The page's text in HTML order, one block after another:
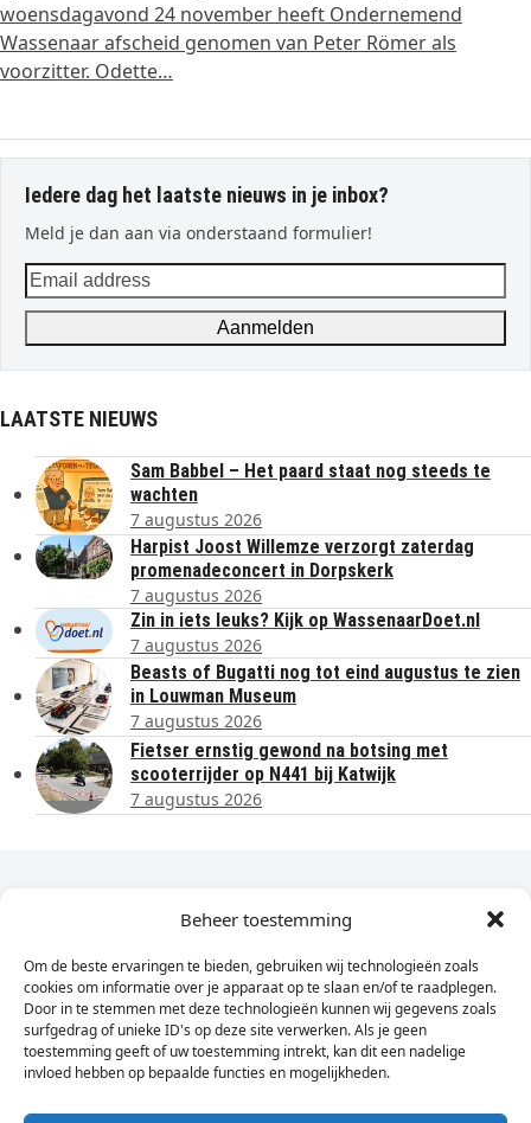
Beheer toestemming
Om de beste ervaringen te bieden, gebruiken wij technologieën zoals
cookies om informatie over je apparaat op te slaan en/of te raadplegen.
Door in te stemmen met deze technologieën kunnen wij gegevens zoals
surfgedrag of unieke ID's op deze site verwerken. Als je geen
toestemming geeft of uw toestemming intrekt, kan dit een nadelige
invloed hebben op bepaalde functies en mogelijkheden.
woensdagavond 24 november heeft Ondernemend
Wassenaar afscheid genomen van Peter Römer als
voorzitter. Odette…
Iedere dag het laatste nieuws in je inbox?
Meld je dan aan via onderstaand formulier!
Email
address
Aanmelden
LAATSTE NIEUWS
Sam Babbel – Het paard staat nog steeds te
wachten
7 augustus 2026
Harpist Joost Willemze verzorgt zaterdag
promenadeconcert in Dorpskerk
7 augustus 2026
Zin in iets leuks? Kijk op WassenaarDoet.nl
7 augustus 2026
Beasts of Bugatti nog tot eind augustus te zien
in Louwman Museum
7 augustus 2026
Fietser ernstig gewond na botsing met
scooterrijder op N441 bij Katwijk
7 augustus 2026
Dagelijks het laatste nieuws in je e-mail?
Vul
hier
je
e-
mailadres
in
Sign Up